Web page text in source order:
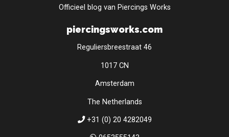
Officieel blog van Piercings Works
piercingsworks.com
Reguliersbreestraat 46
1017 CN
Amsterdam
The Netherlands
+31 (0) 20 4282049